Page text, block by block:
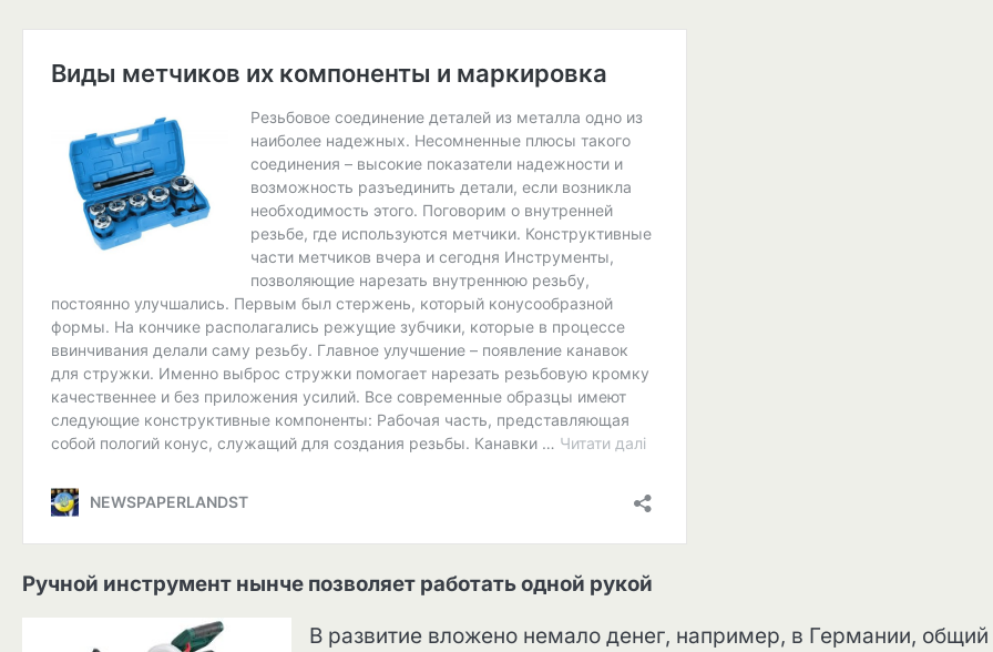
Ручной инструмент нынче позволяет работать одной рукой
В развитие вложено немало денег, например, в Германии, общий